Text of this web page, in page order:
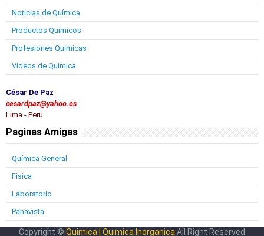
Noticias de Química
Productos Químicos
Profesiones Químicas
Videos de Química
César De Paz
cesardpaz@yahoo.es
Lima - Perú
Paginas Amigas
Química General
Física
Laboratorio
Panavista
Copyright © Quimica | Quimica Inorganica All Right Reserved